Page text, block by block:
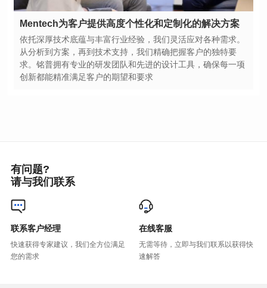
Mentech为客户提供高度个性化和定制化的解决方案
创新都能精准满足客户的期望和要求
有问题?
请与我们联系
联系客户经理
您的需求
在线客服
速解答